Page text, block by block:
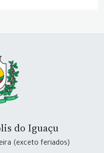
do Iguaçu
(exceto feriados)